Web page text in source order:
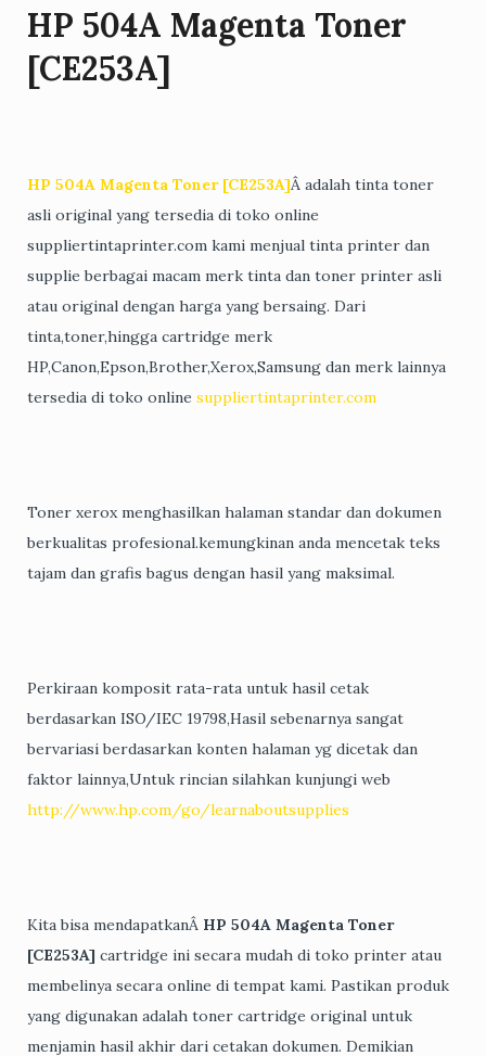
HP 504A Magenta Toner
[CE253A]
HP 504A Magenta Toner [CE253A]Â adalah tinta toner
asli original yang tersedia di toko online
suppliertintaprinter.com kami menjual tinta printer dan
supplie berbagai macam merk tinta dan toner printer asli
atau original dengan harga yang bersaing. Dari
tinta,toner,hingga cartridge merk
HP,Canon,Epson,Brother,Xerox,Samsung dan merk lainnya
tersedia di toko online suppliertintaprinter.com
Toner xerox menghasilkan halaman standar dan dokumen
berkualitas profesional.kemungkinan anda mencetak teks
tajam dan grafis bagus dengan hasil yang maksimal.
Perkiraan komposit rata-rata untuk hasil cetak
berdasarkan ISO/IEC 19798,Hasil sebenarnya sangat
bervariasi berdasarkan konten halaman yg dicetak dan
faktor lainnya,Untuk rincian silahkan kunjungi web
http://www.hp.com/go/learnaboutsupplies
Kita bisa mendapatkanÂ HP 504A Magenta Toner
[CE253A] cartridge ini secara mudah di toko printer atau
membelinya secara online di tempat kami. Pastikan produk
yang digunakan adalah toner cartridge original untuk
menjamin hasil akhir dari cetakan dokumen. Demikian